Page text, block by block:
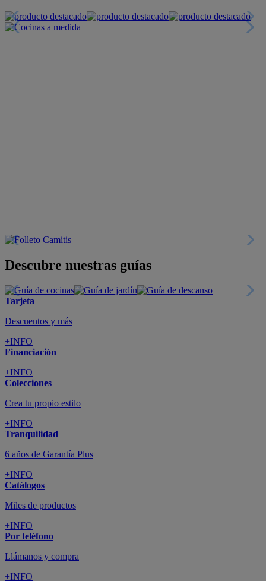
Descubre nuestras guías
Tarjeta
Descuentos y más
+INFO
Financiación
+INFO
Colecciones
Crea tu propio estilo
+INFO
Tranquilidad
6 años de Garantía Plus
+INFO
Catálogos
Miles de productos
+INFO
Por teléfono
Llámanos y compra
+INFO